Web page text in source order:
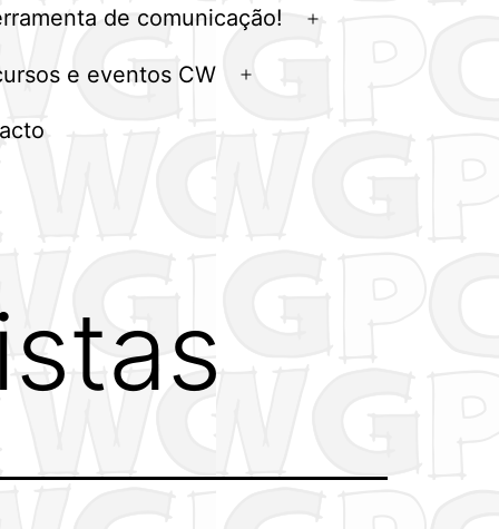
de comunicação!
Abrir
e eventos CW
Abrir